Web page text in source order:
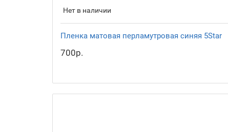
Нет в наличии
Пленка матовая перламутровая синяя 5Star
700р.